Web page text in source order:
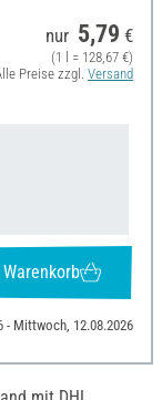
nur 5,79 €
(1 l = 128,67 €)
Preise zzgl. Versand
Warenkorb
- Mittwoch, 12.08.2026